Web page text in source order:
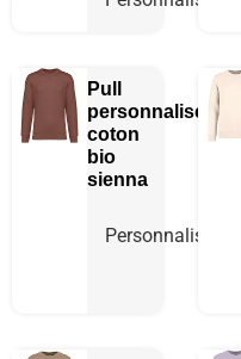
Pull
personnalisé
coton
bio
sienna
Personnaliser